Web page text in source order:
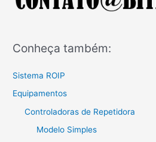
Conheça também:
Sistema ROIP
Equipamentos
Controladoras de Repetidora
Modelo Simples